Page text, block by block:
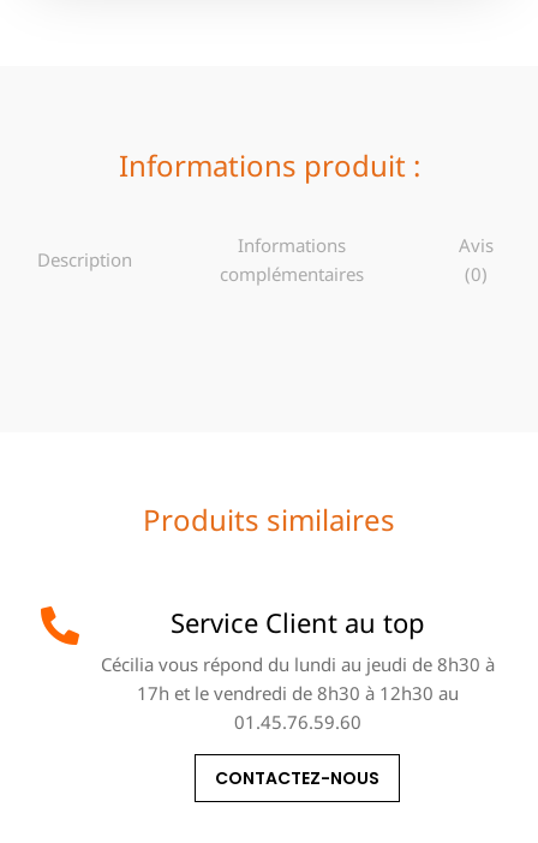
Informations produit :
Description
Informations
complémentaires
Avis
(0)
Produits similaires
Service Client au top
Cécilia vous répond du lundi au jeudi de 8h30 à
17h et le vendredi de 8h30 à 12h30 au
01.45.76.59.60
CONTACTEZ-NOUS